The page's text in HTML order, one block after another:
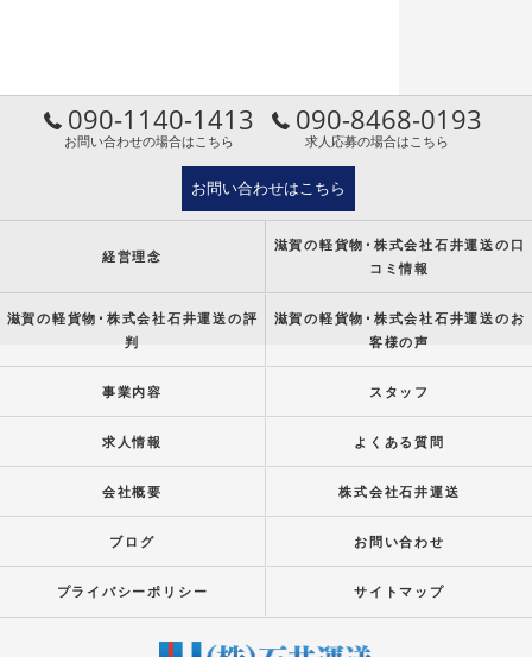
090-1140-1413
お問い合わせの場合はこちら
090-8468-0193
求人応募の場合はこちら
お問い合わせはこちら
経営理念
滋賀の軽貨物･株式会社石井運送の口
コミ情報
滋賀の軽貨物･株式会社石井運送の評
判
滋賀の軽貨物･株式会社石井運送のお
客様の声
事業内容 スタッフ
求人情報 よくある質問
会社概要 株式会社石井運送
ブログ お問い合わせ
プライバシーポリシー サイトマップ